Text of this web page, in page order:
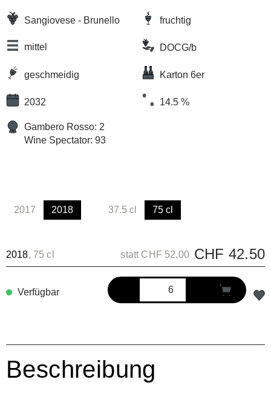
Sangiovese - Brunello fruchtig
mittel DOCG/b
geschmeidig Karton 6er
2032 14.5 %
Gambero Rosso: 2
Wine Spectator: 93
2017 2018 37.5 cl 75 cl
2018, 75 cl statt CHF 52.00 CHF 42.50
Verfügbar
Beschreibung